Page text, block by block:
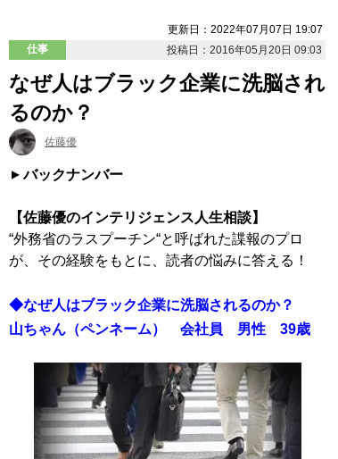
更新日：2022年07月07日 19:07
仕事
投稿日：2016年05月20日 09:03
なぜ人はブラック企業に洗脳され
るのか？
佐藤優
バックナンバー
【佐藤優のインテリジェンス人生相談】
“外務省のラスプーチン“と呼ばれた諜報のプロ
が、その経験をもとに、読者の悩みに答える！
◆なぜ人はブラック企業に洗脳されるのか？
山ちゃん（ペンネーム） 会社員 男性 39歳